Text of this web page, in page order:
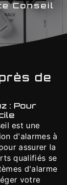
Conseil
de
: Pour
est une
d'alarmes à
assurer la
qualifiés se
d'alarme
votre